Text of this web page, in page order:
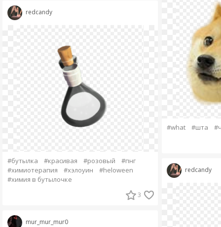
redcandy
#бутылка #красивая #розовый
#пнг
#химиотерапия
#хэлоуин
#heloween
#химия в бутылочке
3
mur_mur_mur0
#what #шта
redcandy